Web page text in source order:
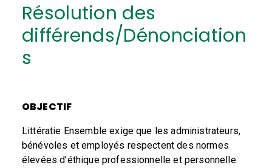
Résolution des
différends/Dénonciation
s
OBJECTIF
Littératie Ensemble exige que les administrateurs,
bénévoles et employés respectent des normes
élevées d'éthique professionnelle et personnelle